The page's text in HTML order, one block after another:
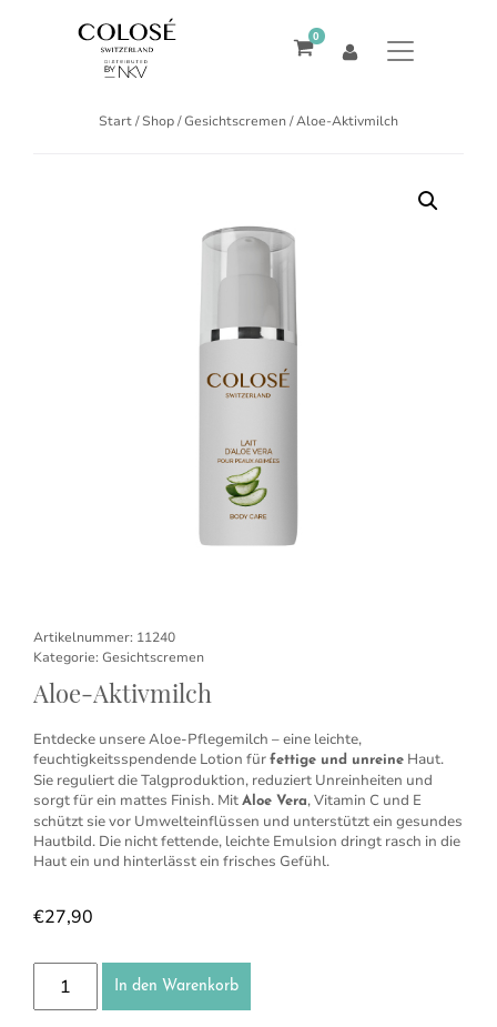
0
Start/Shop/Gesichtscremen/ Aloe-Aktivmilch
Artikelnummer: 11240
Kategorie: Gesichtscremen
Aloe-Aktivmilch
Entdecke unsere Aloe-Pflegemilch – eine leichte,
feuchtigkeitsspendende Lotion für fettige und unreine Haut.
Sie reguliert die Talgproduktion, reduziert Unreinheiten und
sorgt für ein mattes Finish. Mit Aloe Vera, Vitamin C und E
schützt sie vor Umwelteinflüssen und unterstützt ein gesundes
Hautbild. Die nicht fettende, leichte Emulsion dringt rasch in die
Haut ein und hinterlässt ein frisches Gefühl.
€27,90
Aloe-Aktivmilch Menge
In den Warenkorb